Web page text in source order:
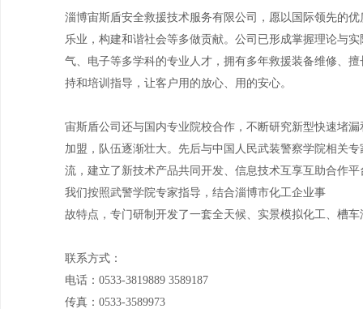
淄博宙斯盾安全救援技术服务有限公司，愿以国际领先的
乐业，构建和谐社会等多做贡献。公司已形成掌握理论与
气、电子等多学科的专业人才，拥有多年救援装备维修、
持和培训指导，让客户用的放心、用的安心。
宙斯盾公司还与国内专业院校合作，不断研究新型快速堵
加盟，队伍逐渐壮大。先后与中国人民武装警察学院相关
流，建立了新技术产品共同开发、信息技术互享互助合作
我们按照武警学院专家指导，结合淄博市化工企业事
故特点，专门研制开发了一套全天候、实景模拟化工、槽
联系方式：
电话：0533-3819889 3589187
传真：0533-3589973